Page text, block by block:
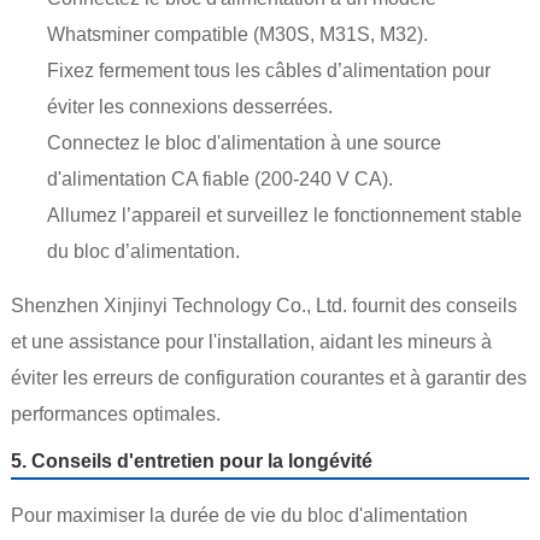
Whatsminer compatible (M30S, M31S, M32).
Fixez fermement tous les câbles d’alimentation pour
éviter les connexions desserrées.
Connectez le bloc d'alimentation à une source
d'alimentation CA fiable (200-240 V CA).
Allumez l’appareil et surveillez le fonctionnement stable
du bloc d’alimentation.
Shenzhen Xinjinyi Technology Co., Ltd. fournit des conseils
et une assistance pour l'installation, aidant les mineurs à
éviter les erreurs de configuration courantes et à garantir des
performances optimales.
5. Conseils d'entretien pour la longévité
Pour maximiser la durée de vie du bloc d'alimentation